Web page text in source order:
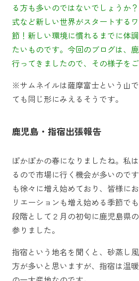
る方も多いのではないでしょうか
式など新しい世界がスタートする
節！新しい環境に慣れるまでに体
たいものです。今回のブログは、
行ってきましたので、その様子を
※サムネイルは薩摩富士という山
ても同じ形にみえるそうです。
鹿児島・指宿出張報告
ぽかぽかの春になりましたね。私
るので市場に行く機会が多いので
も徐々に増え始めており、皆様に
リエーションも増え始める季節で
段階として２月の初旬に鹿児島県
参りました。
指宿という地名を聞くと、砂蒸し
方が多いと思いますが、指宿は温